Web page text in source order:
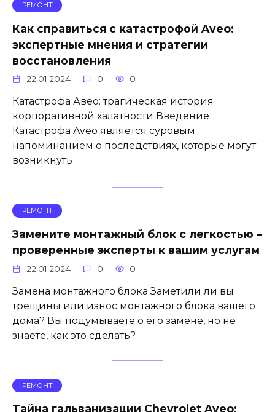
РЕМОНТ
Как справиться с катастрофой Aveo:
экспертные мнения и стратегии
восстановления
22.01.2024 0 0
Катастрофа Авео: трагическая история
корпоративной халатности Введение
Катастрофа Aveo является суровым
напоминанием о последствиях, которые могут
возникнуть
РЕМОНТ
Замените монтажный блок с легкостью –
проверенные эксперты к вашим услугам
22.01.2024 0 0
Замена монтажного блока Заметили ли вы
трещины или износ монтажного блока вашего
дома? Вы подумываете о его замене, но не
знаете, как это сделать?
РЕМОНТ
Тайна гальванизации Chevrolet Aveo: